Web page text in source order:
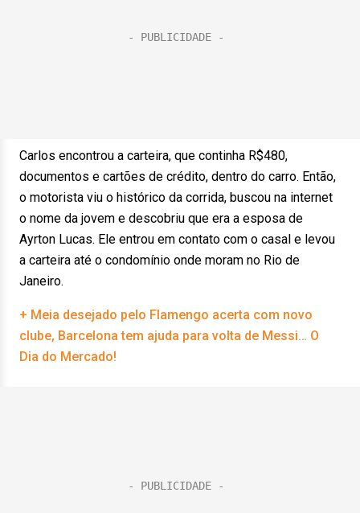
Carlos encontrou a carteira, que continha R$480,
documentos e cartões de crédito, dentro do carro. Então,
o motorista viu o histórico da corrida, buscou na internet
o nome da jovem e descobriu que era a esposa de
Ayrton Lucas. Ele entrou em contato com o casal e levou
a carteira até o condomínio onde moram no Rio de
Janeiro.
+ Meia desejado pelo Flamengo acerta com novo
clube, Barcelona tem ajuda para volta de Messi… O
Dia do Mercado!